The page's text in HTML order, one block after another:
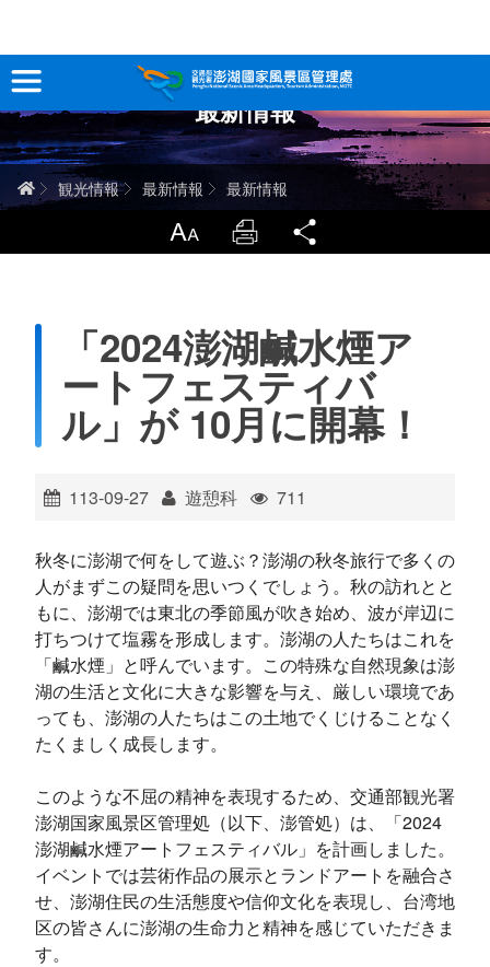
跳
到
主
要
內
容
観光情報
澎湖を深く知る
当サイトについて
サイトマップ 中文版
Bahasa indonesia
最新情報
ホーム
観光情報 最新情報 最新情報
LargrType Print
「2024澎湖鹹水煙ア
ートフェスティバ
ル」が 10月に開幕！
113-09-27 遊憩科 711
秋冬に澎湖で何をして遊ぶ？澎湖の秋冬旅行で多くの
人がまずこの疑問を思いつくでしょう。秋の訪れとと
もに、澎湖では東北の季節風が吹き始め、波が岸辺に
打ちつけて塩霧を形成します。澎湖の人たちはこれを
「鹹水煙」と呼んでいます。この特殊な自然現象は澎
湖の生活と文化に大きな影響を与え、厳しい環境であ
っても、澎湖の人たちはこの土地でくじけることなく
たくましく成長します。
このような不屈の精神を表現するため、交通部観光署
澎湖国家風景区管理処（以下、澎管処）は、「2024
澎湖鹹水煙アートフェスティバル」を計画しました。
イベントでは芸術作品の展示とランドアートを融合さ
せ、澎湖住民の生活態度や信仰文化を表現し、台湾地
区の皆さんに澎湖の生命力と精神を感じていただきま
す。